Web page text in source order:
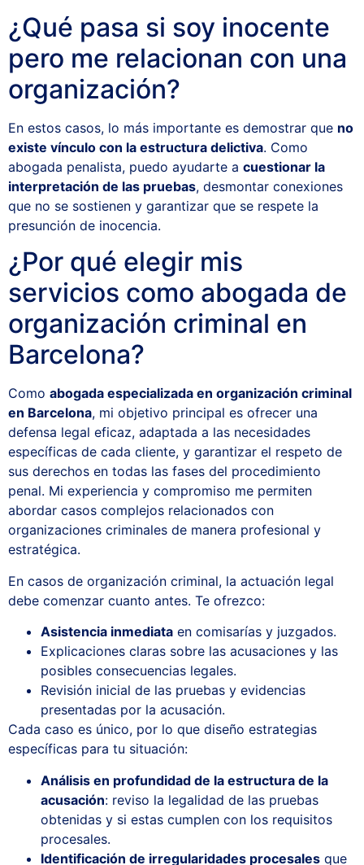
¿Qué pasa si soy inocente
pero me relacionan con una
organización?
En estos casos, lo más importante es demostrar que no
existe vínculo con la estructura delictiva. Como
abogada penalista, puedo ayudarte a cuestionar la
interpretación de las pruebas, desmontar conexiones
que no se sostienen y garantizar que se respete la
presunción de inocencia.
¿Por qué elegir mis
servicios como abogada de
organización criminal en
Barcelona?
Como abogada especializada en organización criminal
en Barcelona, mi objetivo principal es ofrecer una
defensa legal eficaz, adaptada a las necesidades
específicas de cada cliente, y garantizar el respeto de
sus derechos en todas las fases del procedimiento
penal. Mi experiencia y compromiso me permiten
abordar casos complejos relacionados con
organizaciones criminales de manera profesional y
estratégica.
En casos de organización criminal, la actuación legal
debe comenzar cuanto antes. Te ofrezco:
Asistencia inmediata en comisarías y juzgados.
Explicaciones claras sobre las acusaciones y las
posibles consecuencias legales.
Revisión inicial de las pruebas y evidencias
presentadas por la acusación.
Cada caso es único, por lo que diseño estrategias
específicas para tu situación:
Análisis en profundidad de la estructura de la
acusación: reviso la legalidad de las pruebas
obtenidas y si estas cumplen con los requisitos
procesales.
Identificación de irregularidades procesales que